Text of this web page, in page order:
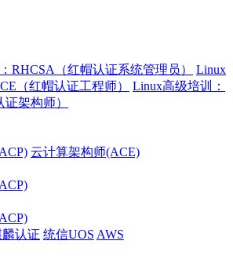
RHCSA（红帽认证系统管理员）
Linux
（红帽认证工程师）
Linux高级培训：
架构师）
云计算架构师(ACE)
麟认证 统信UOS AWS